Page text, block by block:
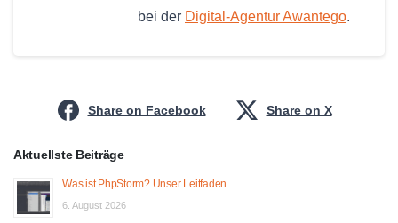
bei der Digital-Agentur Awantego.
Share on Facebook Share on X
Aktuellste Beiträge
Was ist PhpStorm? Unser Leitfaden.
6. August 2026